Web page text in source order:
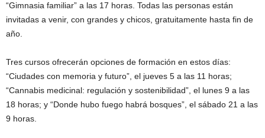
“Gimnasia familiar” a las 17 horas. Todas las personas están
invitadas a venir, con grandes y chicos, gratuitamente hasta fin de
año.
Tres cursos ofrecerán opciones de formación en estos días:
“Ciudades con memoria y futuro”, el jueves 5 a las 11 horas;
“Cannabis medicinal: regulación y sostenibilidad”, el lunes 9 a las
18 horas; y “Donde hubo fuego habrá bosques”, el sábado 21 a las
9 horas.